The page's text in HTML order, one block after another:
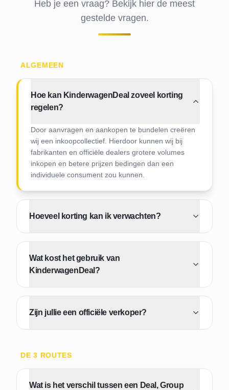
Heb je een vraag? Bekijk hier de meest
gestelde vragen.
ALGEMEEN
Hoe kan KinderwagenDeal zoveel korting
regelen?
Door aanvragen en aankopen te bundelen creëren
wij een inkoopcollectief. Hierdoor kunnen wij bij
fabrikanten en officiële dealers grotere volumes
inkopen en betere prijzen bedingen dan een
individuele consument zou kunnen.
Hoeveel korting kan ik verwachten?
Wat kost het gebruik van
KinderwagenDeal?
Zijn jullie een officiële verkoper?
DE 3 ROUTES
Wat is het verschil tussen een Deal, Group